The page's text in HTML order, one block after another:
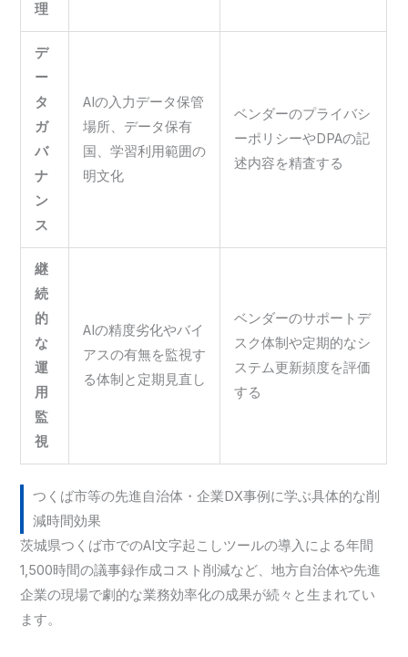
理
デ
ー
タ
ガ
バ
ナ
ン
ス
AIの入力データ保管
場所、データ保有
国、学習利用範囲の
明文化
ベンダーのプライバシ
ーポリシーやDPAの記
述内容を精査する
継
続
的
な
運
用
監
視
AIの精度劣化やバイ
アスの有無を監視す
る体制と定期見直し
ベンダーのサポートデ
スク体制や定期的なシ
ステム更新頻度を評価
する
つくば市等の先進自治体・企業DX事例に学ぶ具体的な削
減時間効果
茨城県つくば市でのAI文字起こしツールの導入による年間
1,500時間の議事録作成コスト削減など、地方自治体や先進
企業の現場で劇的な業務効率化の成果が続々と生まれてい
ます。